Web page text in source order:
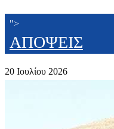
">
ΑΠΟΨΕΙΣ
20 Ιουλίου 2026